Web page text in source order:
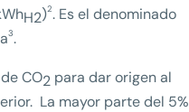
H2)2. Es el denominado
3.
CO2 para dar origen al
La mayor parte del 5%